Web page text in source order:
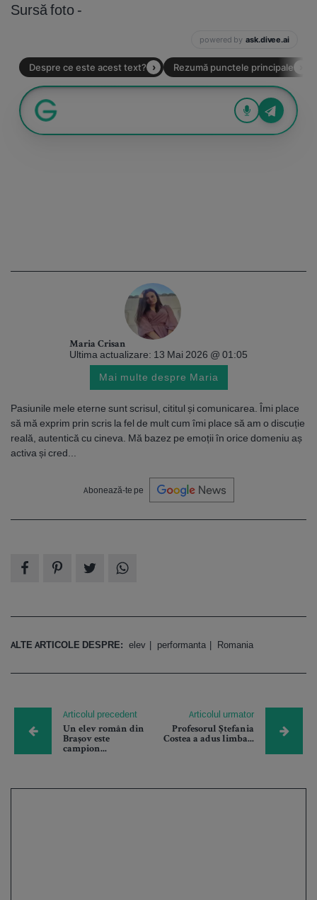
Sursă foto -
Maria Crisan
Ultima actualizare: 13 Mai 2026 @ 01:05
Mai multe despre Maria
Pasiunile mele eterne sunt scrisul, cititul și comunicarea. Îmi place
să mă exprim prin scris la fel de mult cum îmi place să am o discuție
reală, autentică cu cineva. Mă bazez pe emoții în orice domeniu aș
activa și cred...
Abonează-te pe
ALTE ARTICOLE DESPRE: elev performanta Romania
Articolul precedent
Un elev român din
Brașov este
campion...
Articolul urmator
Profesorul Ștefania
Costea a adus limba...